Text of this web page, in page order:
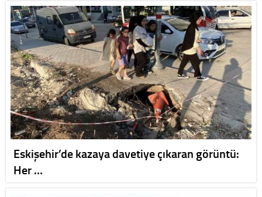
Eskişehir’de kazaya davetiye çıkaran görüntü:
Her …